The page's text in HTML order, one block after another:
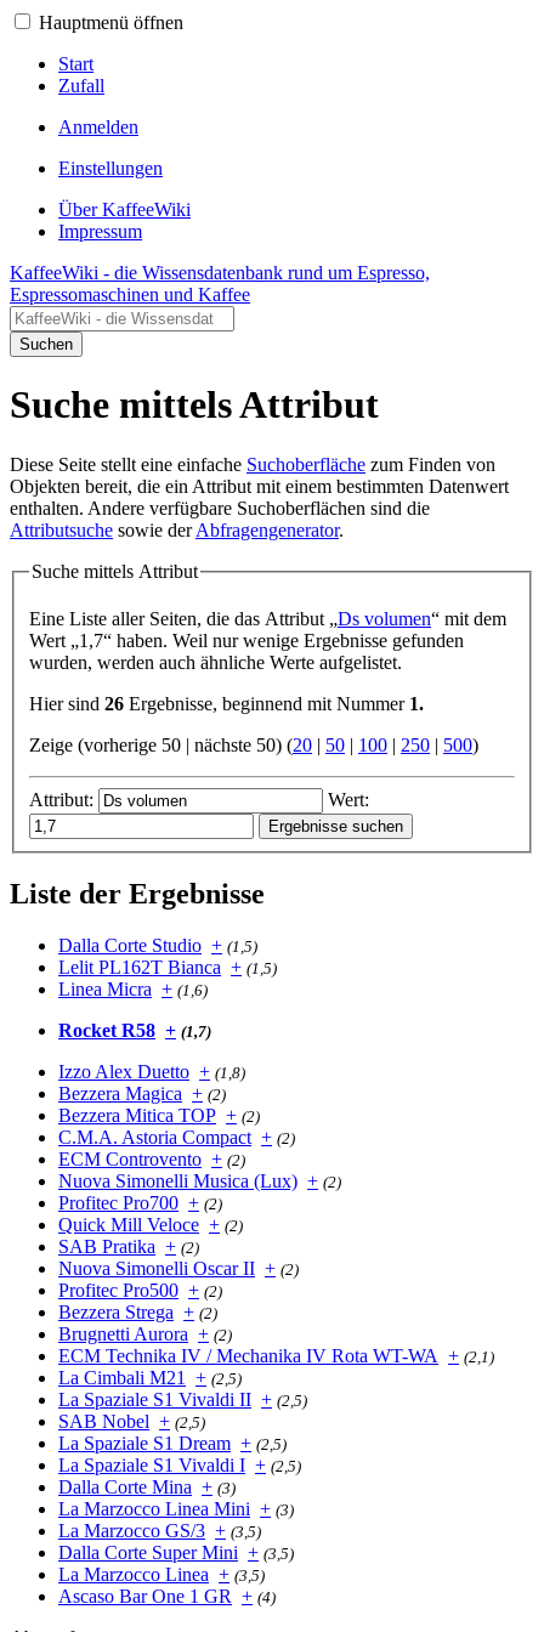
Hauptmenü öffnen
Start
Zufall
Anmelden
Einstellungen
Über KaffeeWiki
Impressum
KaffeeWiki - die Wissensdatenbank rund um Espresso,
Espressomaschinen und Kaffee
Suchen
Suche mittels Attribut
Diese Seite stellt eine einfache Suchoberfläche zum Finden von
Objekten bereit, die ein Attribut mit einem bestimmten Datenwert
enthalten. Andere verfügbare Suchoberflächen sind die
Attributsuche sowie derAbfragengenerator.
Suche mittels Attribut
Eine Liste aller Seiten, die das Attribut „Ds volumen“ mit dem
Wert „1,7“ haben. Weil nur wenige Ergebnisse gefunden
wurden, werden auch ähnliche Werte aufgelistet.
Hier sind 26 Ergebnisse, beginnend mit Nummer 1.
Zeige (vorherige 50 | nächste 50) (20 50 100 250 500)
Attribut: Wert:
Liste der Ergebnisse
Dalla Corte Studio + (1,5)
Lelit PL162T Bianca + (1,5)
Linea Micra + (1,6)
Rocket R58 + (1,7)
Izzo Alex Duetto + (1,8)
Bezzera Magica + (2)
Bezzera Mitica TOP + (2)
C.M.A. Astoria Compact + (2)
ECM Controvento + (2)
Nuova Simonelli Musica (Lux) + (2)
Profitec Pro700 + (2)
Quick Mill Veloce + (2)
SAB Pratika + (2)
Nuova Simonelli Oscar II + (2)
Profitec Pro500 + (2)
Bezzera Strega + (2)
Brugnetti Aurora + (2)
ECM Technika IV / Mechanika IV Rota WT-WA + (2,1)
La Cimbali M21 + (2,5)
La Spaziale S1 Vivaldi II + (2,5)
SAB Nobel + (2,5)
La Spaziale S1 Dream + (2,5)
La Spaziale S1 Vivaldi I + (2,5)
Dalla Corte Mina + (3)
La Marzocco Linea Mini + (3)
La Marzocco GS/3 + (3,5)
Dalla Corte Super Mini + (3,5)
La Marzocco Linea + (3,5)
Ascaso Bar One 1 GR + (4)